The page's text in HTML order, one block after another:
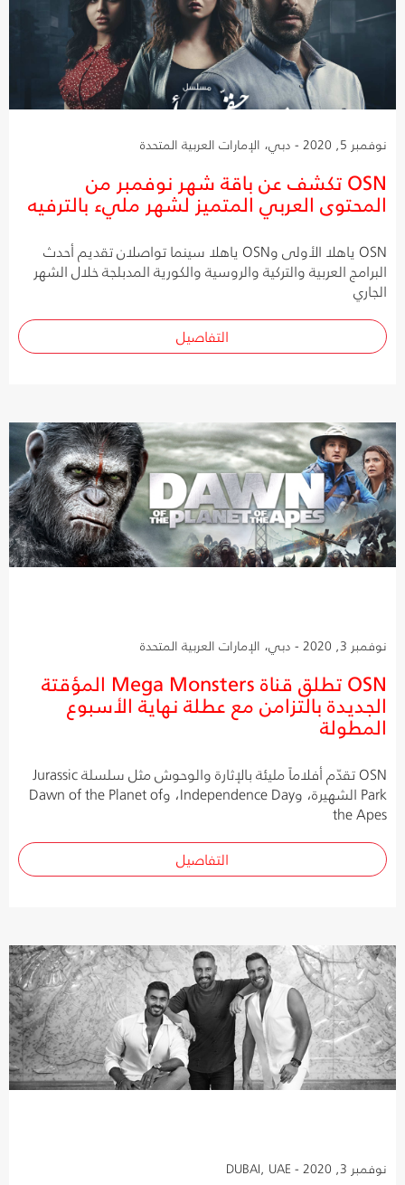
نوفمبر 5, 2020 - دبي، الإمارات العربية المتحدة
OSN تكشف عن باقة شهر نوفمبر من
المحتوى العربي المتميز لشهر مليء بالترفيه
OSN ياهلا الأولى وOSN ياهلا سينما تواصلان تقديم أحدث
البرامج العربية والتركية والروسية والكورية المدبلجة خلال الشهر
الجاري
التفاصيل
نوفمبر 3, 2020 - دبي، الإمارات العربية المتحدة
OSN تطلق قناة Mega Monsters المؤقتة
الجديدة بالتزامن مع عطلة نهاية الأسبوع
المطولة
OSN تقدّم أفلاماً مليئة بالإثارة والوحوش مثل سلسلة Jurassic
Park الشهيرة، وIndependence Day، وDawn of the Planet of
the Apes
التفاصيل
نوفمبر 3, 2020 - DUBAI, UAE